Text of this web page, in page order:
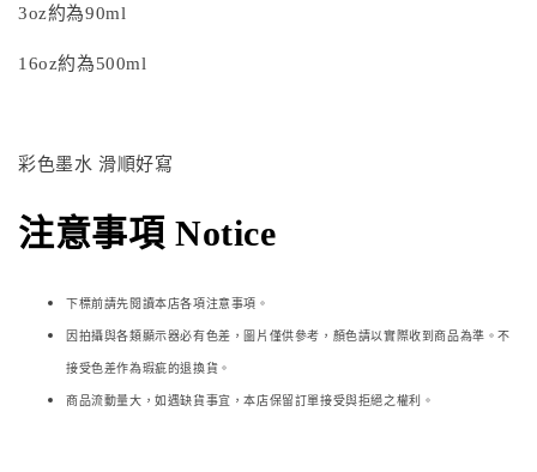
3oz約為90ml
16oz約為500ml
彩色墨水 滑順好寫
注意事項 Notice
下標前請先閱讀本店各項注意事項。
因拍攝與各類顯示器必有色差，圖片僅供參考，顏色請以實際收到商品為準。不
接受色差作為瑕疵的退換貨。
商品流動量大，如遇缺貨事宜，本店保留訂單接受與拒絕之權利。